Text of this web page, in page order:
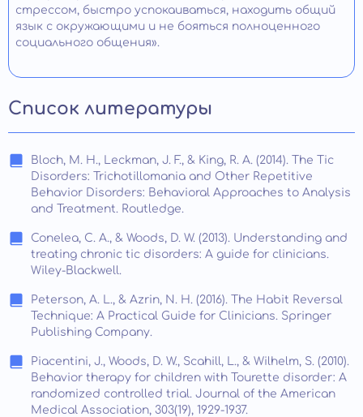
стрессом, быстро успокаиваться, находить общий
язык с окружающими и не бояться полноценного
социального общения».
Список литературы
Bloch, M. H., Leckman, J. F., & King, R. A. (2014). The Tic
Disorders: Trichotillomania and Other Repetitive
Behavior Disorders: Behavioral Approaches to Analysis
and Treatment. Routledge.
Conelea, C. A., & Woods, D. W. (2013). Understanding and
treating chronic tic disorders: A guide for clinicians.
Wiley-Blackwell.
Peterson, A. L., & Azrin, N. H. (2016). The Habit Reversal
Technique: A Practical Guide for Clinicians. Springer
Publishing Company.
Piacentini, J., Woods, D. W., Scahill, L., & Wilhelm, S. (2010).
Behavior therapy for children with Tourette disorder: A
randomized controlled trial. Journal of the American
Medical Association, 303(19), 1929-1937.